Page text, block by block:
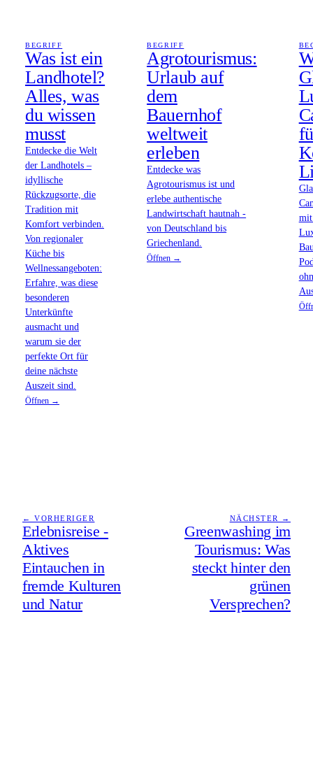
BEGRIFF
Was ist ein
Landhotel?
Alles, was
du wissen
musst
Entdecke die Welt
der Landhotels –
idyllische
Rückzugsorte, die
Tradition mit
Komfort verbinden.
Von regionaler
Küche bis
Wellnessangeboten:
Erfahre, was diese
besonderen
Unterkünfte
ausmacht und
warum sie der
perfekte Ort für
deine nächste
Auszeit sind.
Öffnen →
BEGRIFF
Agrotourismus:
Urlaub auf
dem
Bauernhof
weltweit
erleben
Entdecke was
Agrotourismus ist und
erlebe authentische
Landwirtschaft hautnah -
von Deutschland bis
Griechenland.
Öffnen →
← VORHERIGER
Erlebnisreise -
Aktives
Eintauchen in
fremde Kulturen
und Natur
NÄCHSTER →
Greenwashing im
Tourismus: Was
steckt hinter den
grünen
Versprechen?